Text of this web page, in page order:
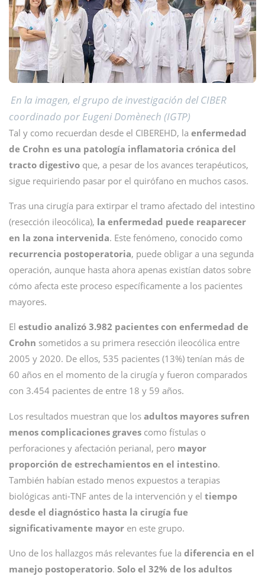
En la imagen, el grupo de investigación del CIBER
coordinado por Eugeni Domènech (IGTP)
Tal y como recuerdan desde el CIBEREHD, la enfermedad
de Crohn es una patología inflamatoria crónica del
tracto digestivo que, a pesar de los avances terapéuticos,
sigue requiriendo pasar por el quirófano en muchos casos.
Tras una cirugía para extirpar el tramo afectado del intestino
(resección ileocólica), la enfermedad puede reaparecer
en la zona intervenida. Este fenómeno, conocido como
recurrencia postoperatoria, puede obligar a una segunda
operación, aunque hasta ahora apenas existían datos sobre
cómo afecta este proceso específicamente a los pacientes
mayores.
El estudio analizó 3.982 pacientes con enfermedad de
Crohn sometidos a su primera resección ileocólica entre
2005 y 2020. De ellos, 535 pacientes (13%) tenían más de
60 años en el momento de la cirugía y fueron comparados
con 3.454 pacientes de entre 18 y 59 años.
Los resultados muestran que los adultos mayores sufren
menos complicaciones graves como fístulas o
perforaciones y afectación perianal, pero mayor
proporción de estrechamientos en el intestino.
También habían estado menos expuestos a terapias
biológicas anti-TNF antes de la intervención y el tiempo
desde el diagnóstico hasta la cirugía fue
significativamente mayor en este grupo.
Uno de los hallazgos más relevantes fue la diferencia en el
manejo postoperatorio. Solo el 32% de los adultos